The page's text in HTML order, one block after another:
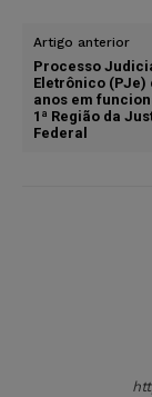
Artigo anterior
Processo
Eletrônico (PJe)
anos em
1ª Região da
Federal